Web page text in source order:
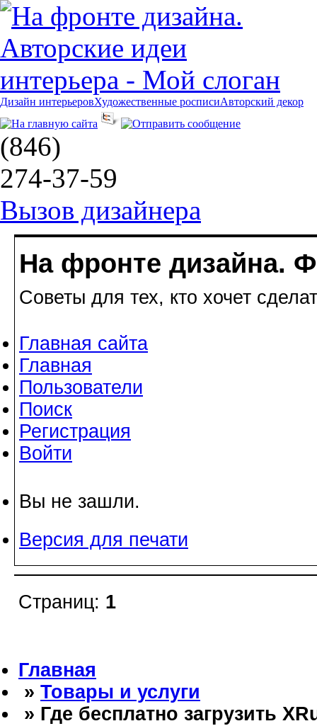
Дизайн интерьеровХудожественные росписиАвторский декор
(846)
274-37-59
Вызов дизайнера
На фронте дизайна.
Советы для тех, кто хочет
Главная сайта
Главная
Пользователи
Поиск
Регистрация
Войти
Вы не зашли.
Версия для печати
Страниц: 1
Главная
» Товары и услуги
» Где бесплатно загрузить